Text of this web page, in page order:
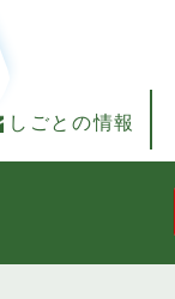
しごとの情報